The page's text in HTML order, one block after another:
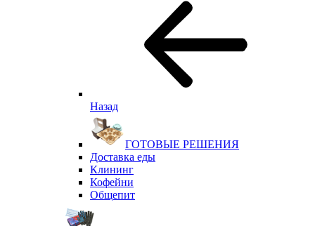
Назад
ГОТОВЫЕ РЕШЕНИЯ
Доставка еды
Клининг
Кофейни
Общепит